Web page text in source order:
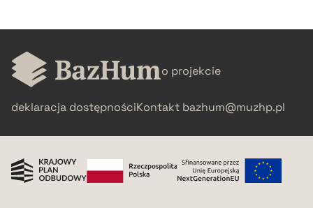
BIBTEX
pobierz cytat o projekcie
deklaracja dostępnościKontakt bazhum@muzhp.pl